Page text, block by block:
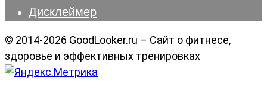
Дисклеймер
© 2014-2026 GoodLooker.ru – Сайт о фитнесе,
здоровье и эффективных тренировках